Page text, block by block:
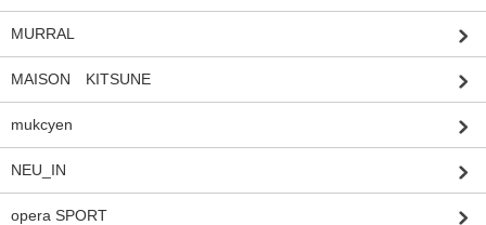
MURRAL
MAISON KITSUNE
mukcyen
NEU_IN
opera SPORT